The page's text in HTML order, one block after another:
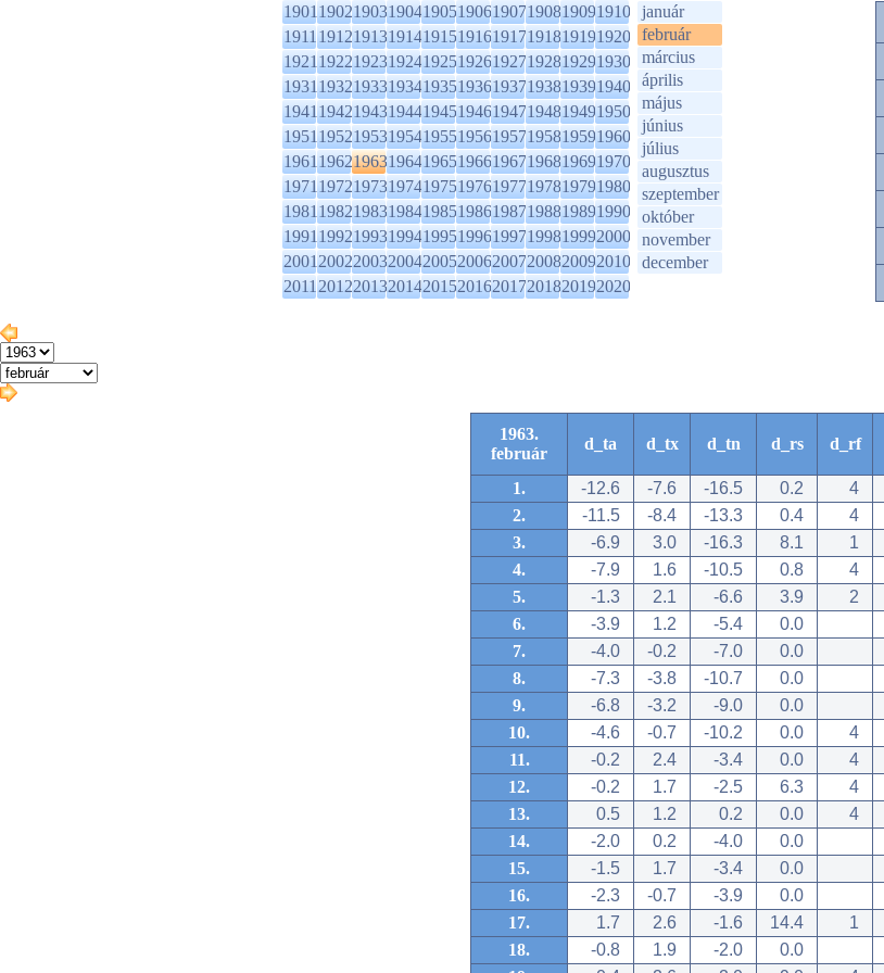
1901190219031904190519061907190819091910
1911191219131914191519161917191819191920
1921192219231924192519261927192819291930
1931193219331934193519361937193819391940
1941194219431944194519461947194819491950
1951195219531954195519561957195819591960
1961196219631964196519661967196819691970
1971197219731974197519761977197819791980
1981198219831984198519861987198819891990
1991199219931994199519961997199819992000
2001200220032004200520062007200820092010
2011201220132014201520162017201820192020
január
február
március
április
május
június
július
augusztus
szeptember
október
november
december
1963.
február
d_ta d_tx d_tn d_rs d_rf
1. -12.6 -7.6 -16.5 0.2 4
2.
-11.5 -8.4 -13.3 0.4 4
3.
-6.9 3.0 -16.3 8.1 1
4.
-7.9 1.6 -10.5 0.8 4
5.
-1.3 2.1 -6.6 3.9 2
6.
-3.9 1.2 -5.4 0.0
7.
-4.0 -0.2 -7.0 0.0
8.
-7.3 -3.8 -10.7 0.0
9.
-6.8 -3.2 -9.0 0.0
10.
-4.6 -0.7 -10.2 0.0 4
11.
-0.2 2.4 -3.4 0.0 4
12.
-0.2 1.7 -2.5 6.3 4
13.
0.5 1.2 0.2 0.0 4
14.
-2.0 0.2 -4.0 0.0
15.
-1.5 1.7 -3.4 0.0
16.
-2.3 -0.7 -3.9 0.0
17.
1.7 2.6 -1.6 14.4 1
18.
-0.8 1.9 -2.0 0.0